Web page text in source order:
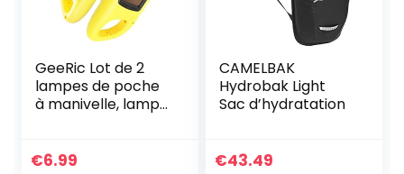
GeeRic Lot de 2
lampes de poche
à manivelle, lampe
rechargeable à
€6.99
CAMELBAK
Hydrobak Light
Sac d’hydratation
€43.49